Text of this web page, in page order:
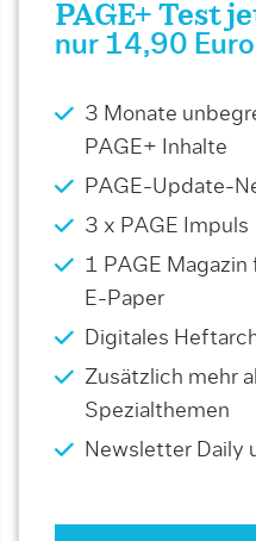
PAGE+ Test
nur 14,90
3 Monate
PAGE+ Inhalte
PAGE-Update-
3 x PAGE Impuls
1 PAGE Magazin
E-Paper
Digitales
Zusätzlich mehr
Spezialthemen
Newsletter Daily